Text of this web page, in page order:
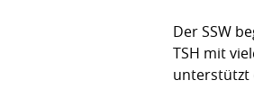
Der SSW
TSH mit
unterstützt